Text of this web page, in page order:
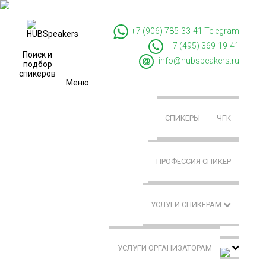
Поиск и
подбор
спикеров
+7 (906) 785-33-41 Telegram
+7 (495) 369-19-41
info@hubspeakers.ru
Меню
СПИКЕРЫ ЧГК
ПРОФЕССИЯ СПИКЕР
УСЛУГИ СПИКЕРАМ
УСЛУГИ ОРГАНИЗАТОРАМ